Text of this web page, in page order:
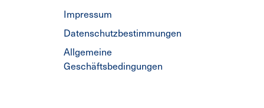
Impressum
Datenschutzbestimmungen
Allgemeine
Geschäftsbedingungen